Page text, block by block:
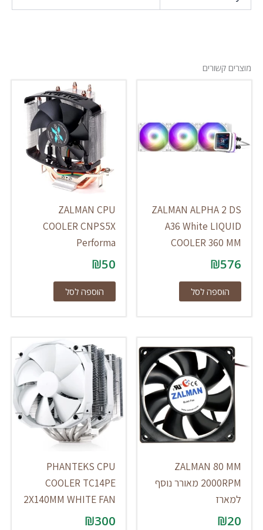
מוצרים קשורים
ZALMAN ALPHA 2 DS
A36 White LIQUID
COOLER 360 MM
₪576
הוספה לסל
ZALMAN CPU
COOLER CNPS5X
Performa
₪50
הוספה לסל
ZALMAN 80 MM
2000RPM מאורר נוסף
למארז
₪20
PHANTEKS CPU
COOLER TC14PE
2X140MM WHITE FAN
₪300